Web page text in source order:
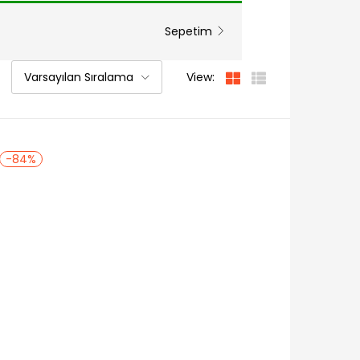
Sepetim
Varsayılan Sıralama View:
-84%